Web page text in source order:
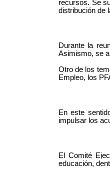
recursos. Se
distribución de
Durante la
Asimismo, se
Otro de los
Empleo, los
En este
impulsar los
El Comité
educación,